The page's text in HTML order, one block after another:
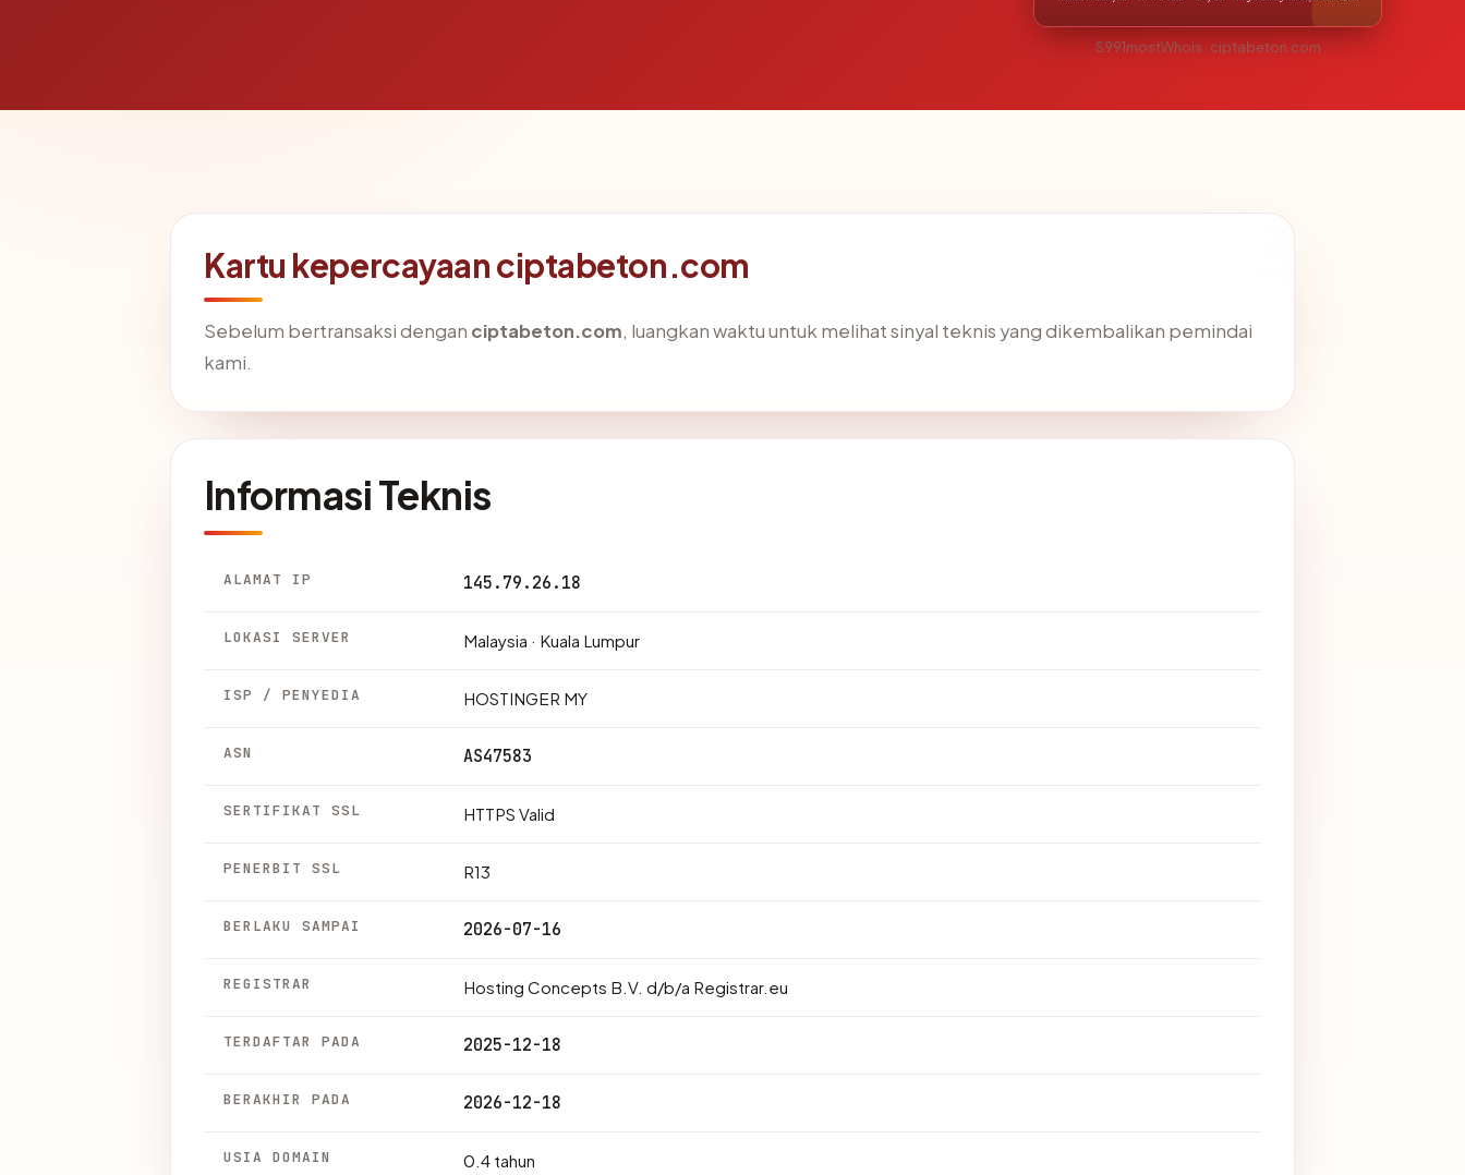
S991mostWhois · ciptabeton.com
Kartu kepercayaan ciptabeton.com
Sebelum bertransaksi dengan ciptabeton.com, luangkan waktu untuk melihat sinyal teknis yang dikembalikan pemindai
kami.
Informasi Teknis
ALAMAT IP 145.79.26.18
LOKASI SERVER Malaysia · Kuala Lumpur
ISP / PENYEDIA HOSTINGER MY
ASN AS47583
SERTIFIKAT SSL HTTPS Valid
PENERBIT SSL R13
BERLAKU SAMPAI 2026-07-16
REGISTRAR Hosting Concepts B.V. d/b/a Registrar.eu
TERDAFTAR PADA 2025-12-18
BERAKHIR PADA 2026-12-18
USIA DOMAIN 0.4 tahun